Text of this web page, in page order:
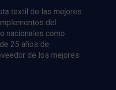
textil de las mejores
del
nacionales como
25 años de
de los mejores